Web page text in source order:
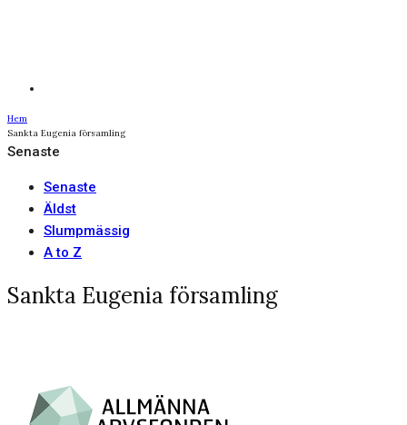
Hem
Sankta Eugenia församling
Senaste
Senaste
Äldst
Slumpmässig
A to Z
Sankta Eugenia församling